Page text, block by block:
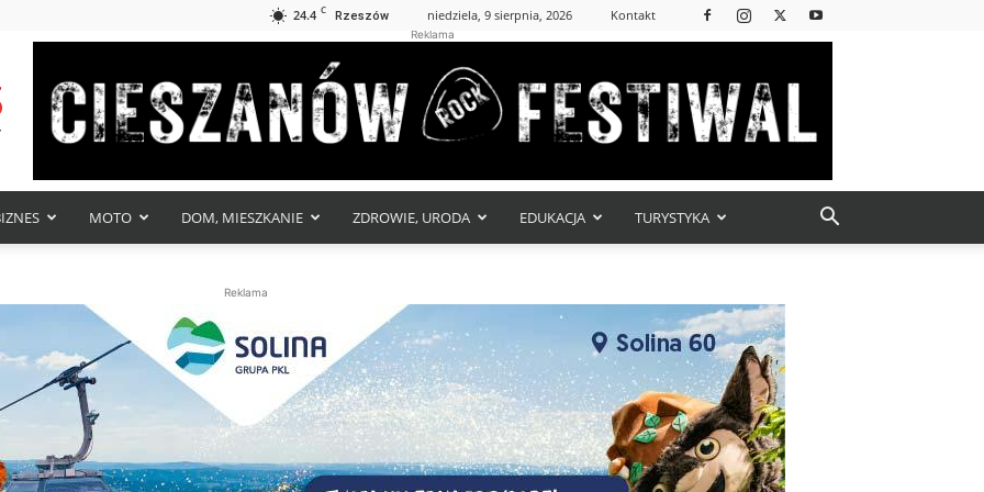
24.4 C Rzeszów niedziela, 9 sierpnia, 2026 Kontakt
Reklama
MOTO DOM, MIESZKANIE ZDROWIE, URODA EDUKACJA TURYSTYKA
Reklama